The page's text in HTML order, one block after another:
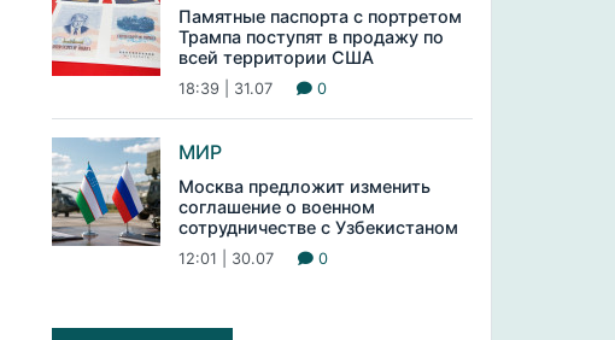
Памятные паспорта с портретом
Трампа поступят в продажу по
всей территории США
18:39 | 31.07 0
МИР
Москва предложит изменить
соглашение о военном
сотрудничестве с Узбекистаном
12:01 | 30.07 0